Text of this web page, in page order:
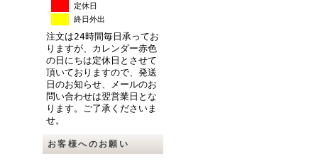
定休日
終日外出
注文は24時間毎日承ってお
りますが、カレンダー赤色
の日にちは定休日とさせて
頂いておりますので、発送
日のお知らせ、メールのお
問い合わせは翌営業日とな
ります。ご了承くださいま
せ。
お客様へのお願い